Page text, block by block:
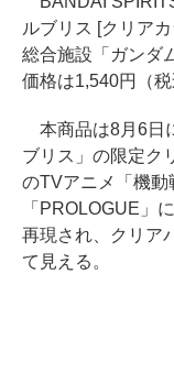
ルブリス [クリア
総合施設「ガンダ
価格は1,540円（税
本商品は8月6日
ブリス」の限定ク
のTVアニメ「機
「PROLOGUE」
再現され、クリア
て見える。